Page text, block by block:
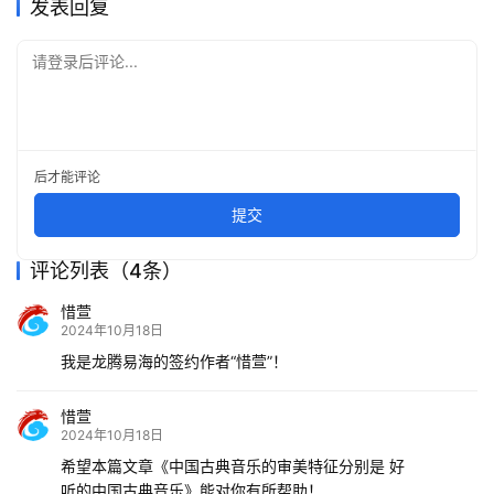
发表回复
请登录后评论...
后才能评论
提交
评论列表（4条）
惜萱
2024年10月18日
我是龙腾易海的签约作者“惜萱”！
惜萱
2024年10月18日
希望本篇文章《中国古典音乐的审美特征分别是 好
听的中国古典音乐》能对你有所帮助！